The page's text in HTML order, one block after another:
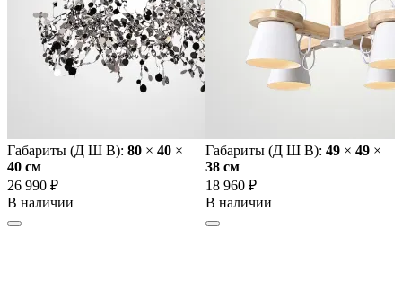
Габариты (Д Ш В): 80 × 40 ×
40 cм
26 990 ₽
В наличии
Габариты (Д Ш В): 49 × 49 ×
38 cм
18 960 ₽
В наличии